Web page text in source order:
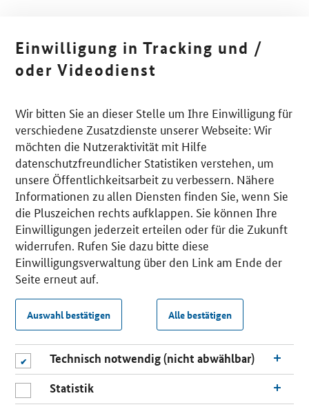
Einwilligung in Tracking und /
oder Videodienst
Wir bitten Sie an dieser Stelle um Ihre Einwilligung für
verschiedene Zusatzdienste unserer Webseite: Wir
möchten die Nutzeraktivität mit Hilfe
datenschutzfreundlicher Statistiken verstehen, um
unsere Öffentlichkeitsarbeit zu verbessern. Nähere
Informationen zu allen Diensten finden Sie, wenn Sie
die Pluszeichen rechts aufklappen. Sie können Ihre
Einwilligungen jederzeit erteilen oder für die Zukunft
widerrufen. Rufen Sie dazu bitte diese
Einwilligungsverwaltung über den Link am Ende der
Seite erneut auf.
Auswahl bestätigen Alle bestätigen
Technisch notwendig (nicht abwählbar)
Statistik